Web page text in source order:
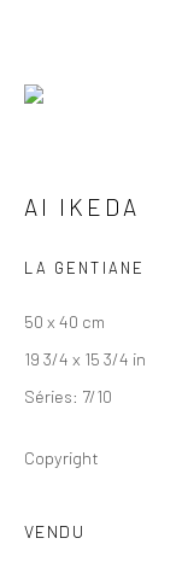
AI IKEDA
BOUTIQUE
AI IKEDA
LA GENTIANE
50 x 40 cm
19 3/4 x 15 3/4 in
Séries: 7/10
Copyright
VENDU